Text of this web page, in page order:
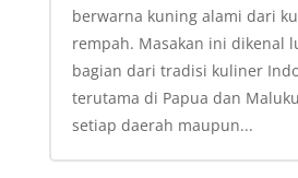
berwarna kuning alami dari
rempah. Masakan ini dikenal
bagian dari tradisi kuliner
terutama di Papua dan
setiap daerah maupun...